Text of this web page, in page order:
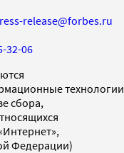
release@forbes.ru
32-06
технологии
сбора,
Федерации)